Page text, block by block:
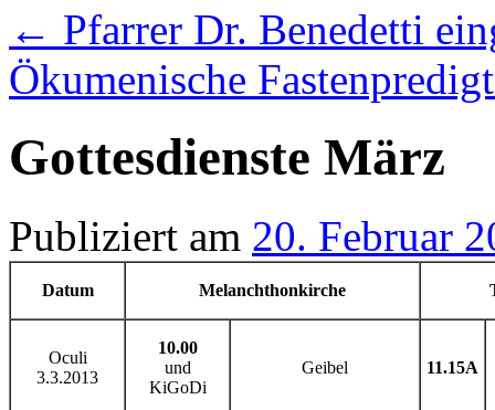
← Pfarrer Dr. Benedetti
Ökumenische
Gottesdienste März
Publiziert am 20. Februar
Datum Melanchthonkirche
Oculi
3.3.2013
10.00
und
KiGoDi
Geibel 11.15A